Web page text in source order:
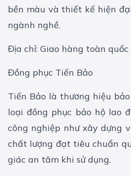
bền màu và thiết kế hiện
ngành nghề.
Địa chỉ: Giao hàng toàn
Đồng phục Tiến Bảo
Tiến Bảo là thương hiệu
loại đồng phục bảo hộ lao
công nghiệp như xây dựng
chất lượng đạt tiêu chuẩn
giác an tâm khi sử dụng.